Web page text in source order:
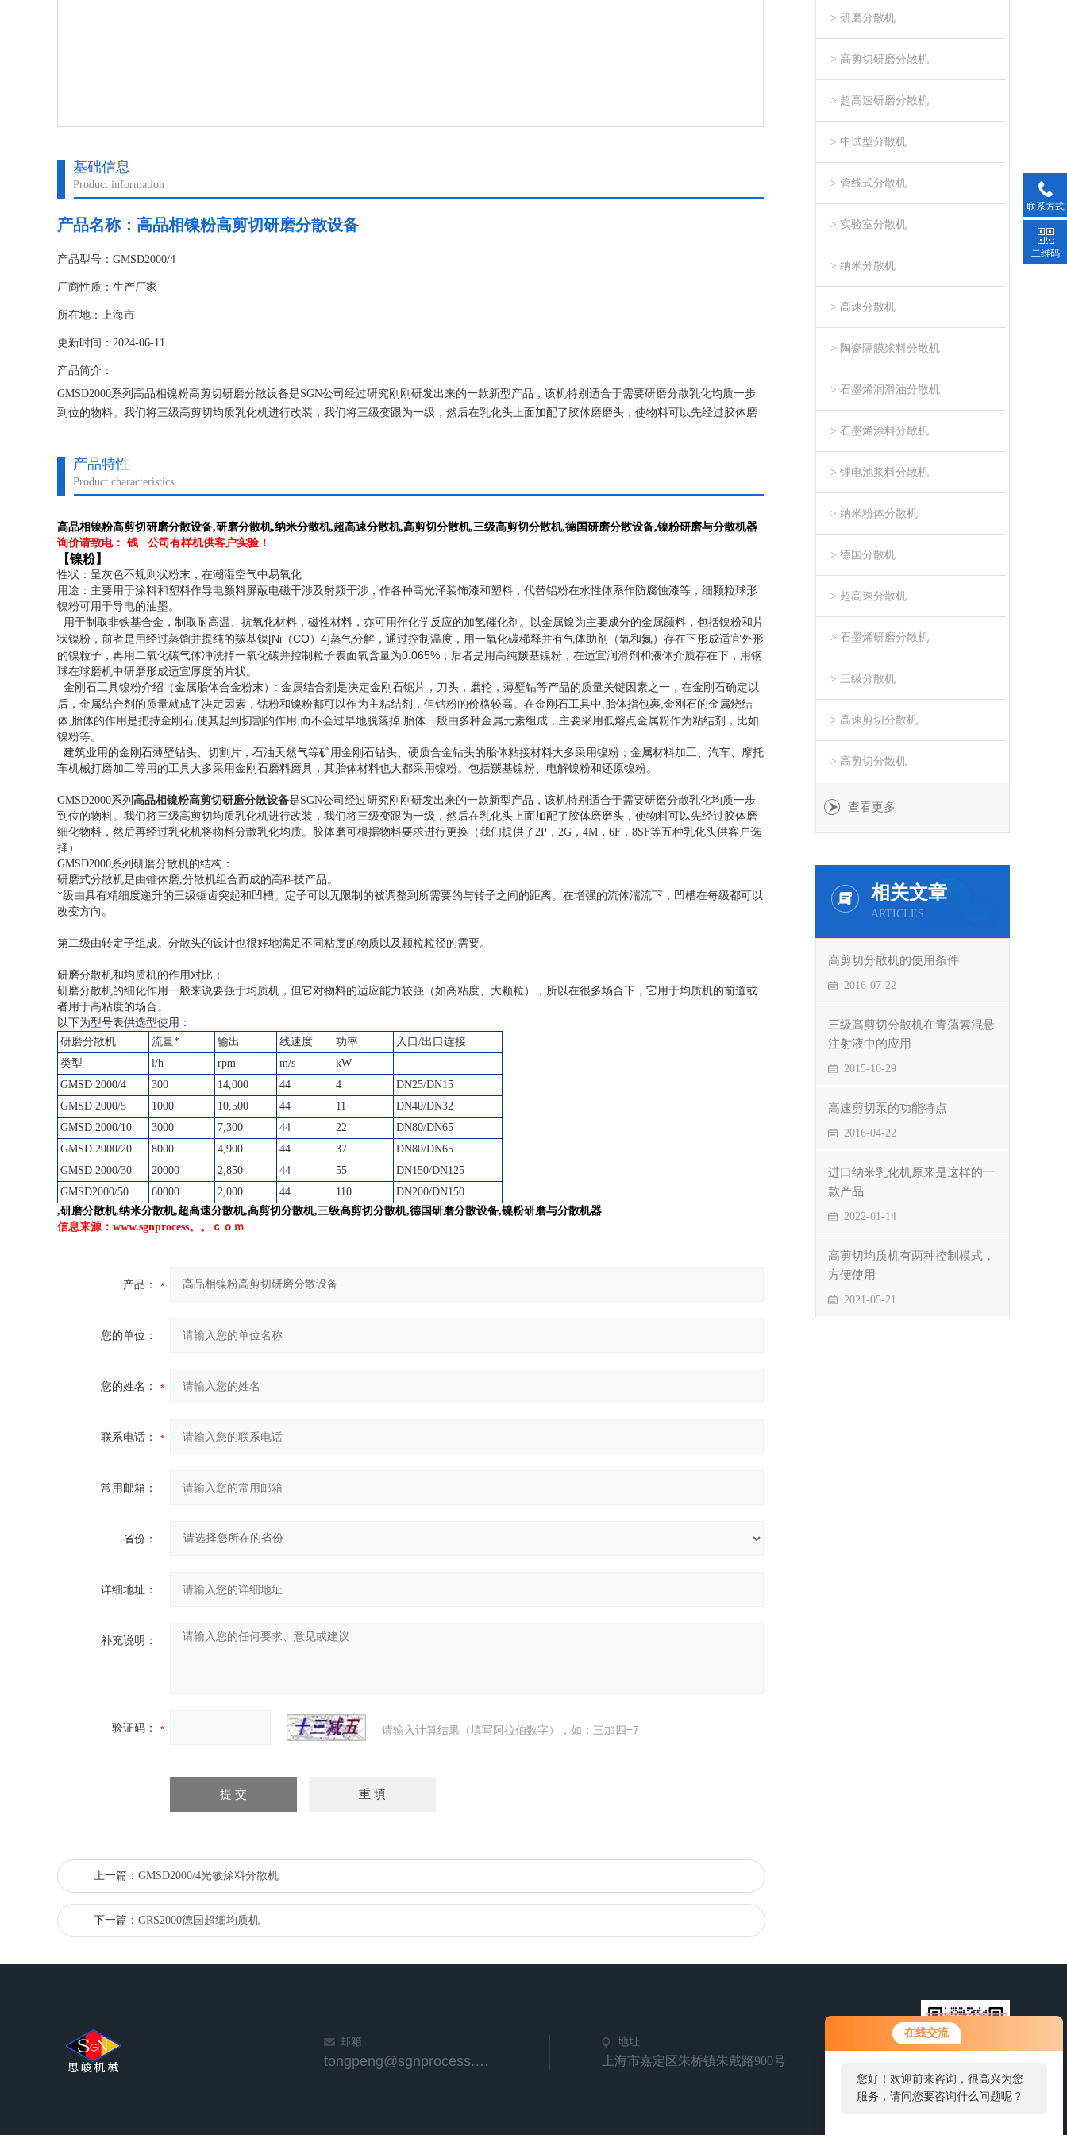
在线交流
您好！欢迎前来咨询，很高兴为您
服务，请问您要咨询什么问题呢？
您好，看您停留很久了，是否找到
了需求产品，您可以直接在线与我
基础信息
Product information
产品名称：高品相镍粉高剪切研磨分散设备
产品型号：GMSD2000/4
厂商性质：生产厂家
所在地：上海市
更新时间：2024-06-11
产品简介：
GMSD2000系列高品相镍粉高剪切研磨分散设备是SGN公司经过研究刚刚研发出来的一款新型产品，该机特别适合于需要研磨分散乳化均质一步
到位的物料。我们将三级高剪切均质乳化机进行改装，我们将三级变跟为一级，然后在乳化头上面加配了胶体磨磨头，使物料可以先经过胶体磨
产品特性
Product characteristics
高品相镍粉高剪切研磨分散设备,研磨分散机,纳米分散机,超高速分散机,高剪切分散机,三级高剪切分散机,德国研磨分散设备,镍粉研磨与分散机器
询价请致电： 钱 公司有样机供客户实验！
【镍粉】
性状：呈灰色不规则状粉末 ，在潮湿空气中易氧化
用途：主要用于涂料和塑料作导电颜料屏蔽电磁干涉及射频干涉 ，作各种高光泽装饰漆和塑料，代替铝粉在水性体系作防腐蚀漆等，细颗粒球形
镍粉可用于导电的油墨。
用于制取非铁基合金，制取耐高温、抗氧化材料， 磁性材料 ，亦可用作化学反应的加氢催化剂 。以金属镍为主要成分的金属颜料 ，包括镍粉和片
状镍粉，前者是用经过蒸馏并提纯的羰基镍[Ni （CO） 4]蒸气分解，通过控制温度，用一氧化碳稀释并有气体助剂 （氧和氮）存在下形成适宜外形
的镍粒子，再用二氧化碳气体冲洗掉一氧化碳并控制粒子表面氧含量为0.065% ；后者是用高纯羰基镍粉，在适宜润滑剂和液体介质存在下，用钢
球在球磨机中研磨形成适宜厚度的片状。
金刚石工具镍粉介绍（金属胎体合金粉末） : 金属结合剂是决定金刚石锯片，刀头，磨轮，薄壁钻等产品的质量关键因素之一，在金刚石确定以
后，金属结合剂的质量就成了决定因素，钴粉和镍粉都可以作为主粘结剂，但钴粉的价格较高。 在金刚石工具中 胎体指包裹 金刚石的金属烧结
体 胎体的作用是把持金刚石 使其起到切割的作用 而不会过早地脱落掉 胎体一般由多种金属元素组成，主要采用低熔点金属粉作为粘结剂，比如
镍粉等。
建筑业用的金刚石薄壁钻头、切割片，石油天然气等矿用金刚石钻头、硬质合金钻头的胎体粘接材料大多采用镍粉；金属材料加工、汽车、摩托
车机械打磨加工等用的工具大多采用金刚石磨料磨具，其胎体材料也大都采用镍粉。包括羰基镍粉、电解镍粉和还原镍粉。
GMSD2000系列 高品相镍粉高剪切研磨分散设备是SGN公司经过研究刚刚研发出来的一款新型产品，该机特别适合于需要研磨分散乳化均质一步
到位的物料。我们将三级高剪切均质乳化机进行改装，我们将三级变跟为一级，然后在乳化头上面加配了胶体磨磨头，使物料可以先经过胶体磨
细化物料，然后再经过乳化机将物料分散乳化均质。胶体磨可根据物料要求进行更换（我们提供了2P ， 2G ， 4M ， 6F ， 8SF等五种乳化头供客户选
择）
GMSD2000系列研磨分散机的结构：
研磨式分散机是由锥体磨,分散机组合而成的高科技产品。
*级由具有精细度递升的三级锯齿突起和凹槽。定子可以无限制的被调整到所需要的与转子之间的距离。在增强的流体湍流下，凹槽在每级都可以
改变方向。
第二级由转定子组成。分散头的设计也很好地满足不同粘度的物质以及颗粒粒径的需要。
研磨分散机和均质机的作用对比：
研磨分散机的细化作用一般来说要强于均质机，但它对物料的适应能力较强（如高粘度、大颗粒），所以在很多场合下，它用于均质机的前道或
者用于高粘度的场合。
以下为型号表供选型使用：
研磨分散机
流量* 输出 线速度 功率
入口/出口连接
类型
l/h rpm m/s
kW
GMSD 2000/4
300 14,000 44 4
DN25/DN15
GMSD 2000/5
1000 10,500 44 11
DN40/DN32
GMSD 2000/10
3000 7,300 44 22
DN80/DN65
GMSD 2000/20
8000 4,900 44 37
DN80/DN65
GMSD 2000/30
20000 2,850 44 55
DN150/DN125
GMSD2000/50
60000 2,000 44 110
DN200/DN150
,研磨分散机,纳米分散机,超高速分散机,高剪切分散机,三级高剪切分散机,德国研磨分散设备,镍粉研磨与分散机器
信息来源：www.sgnprocess。。ｃｏｍ
产品：
您的单位：
您的姓名：
联系电话：
常用邮箱：
省份：
详细地址：
补充说明：
验证码： 请输入计算结果（填写阿拉伯数字），如：三加四=7
上一篇： GMSD2000/4光敏涂料分散机
下一篇： GRS2000德国超细均质机
> 研磨分散机
> 高剪切研磨分散机
> 超高速研磨分散机
> 中试型分散机
> 管线式分散机
> 实验室分散机
> 纳米分散机
> 高速分散机
> 陶瓷隔膜浆料分散机
> 石墨烯润滑油分散机
> 石墨烯涂料分散机
> 锂电池浆料分散机
> 纳米粉体分散机
> 德国分散机
> 超高速分散机
> 石墨烯研磨分散机
> 三级分散机
> 高速剪切分散机
> 高剪切分散机
查看更多
相关文章
ARTICLES
高剪切分散机的使用条件
2016-07-22
三级高剪切分散机在青薃素混悬
注射液中的应用
2015-10-29
高速剪切泵的功能特点
2016-04-22
进口纳米乳化机原来是这样的一
款产品
2022-01-14
高剪切均质机有两种控制模式，
方便使用
2021-05-21
邮箱
tongpeng@sgnprocess.com
地址
上海市嘉定区朱桥镇朱戴路900号
联系方式
二维码